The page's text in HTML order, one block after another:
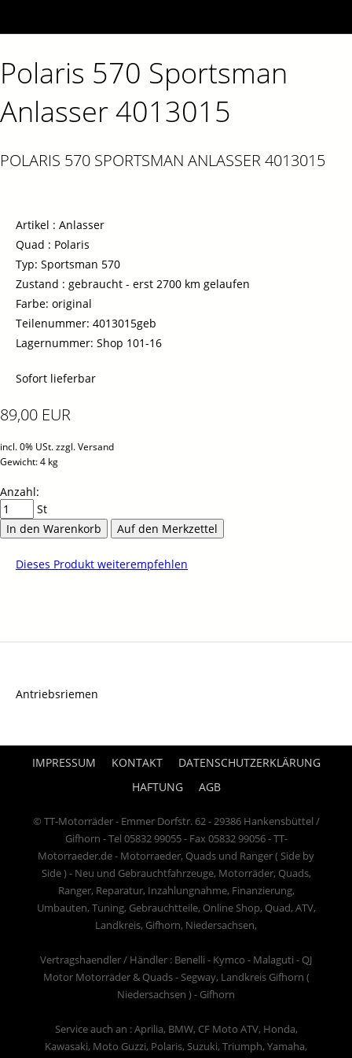
Polaris 570 Sportsman
Anlasser 4013015
POLARIS 570 SPORTSMAN ANLASSER 4013015
Artikel : Anlasser
Quad : Polaris
Typ: Sportsman 570
Zustand : gebraucht - erst 2700 km gelaufen
Farbe: original
Teilenummer: 4013015geb
Lagernummer: Shop 101-16
Sofort lieferbar
89,00 EUR
incl. 0% USt. zzgl. Versand
Gewicht: 4 kg
Anzahl:
St
In den Warenkorb
Auf den Merkzettel
Dieses Produkt weiterempfehlen
Antriebsriemen
IMPRESSUM KONTAKT
DATENSCHUTZERKLÄRUNG
HAFTUNG
AGB
© TT-Motorräder - Emmer Dorfstr. 62 - 29386 Hankensbüttel /
Gifhorn - Tel 05832 99055 - Fax 05832 99056 - TT-
Motorraeder.de - Motorraeder, Quads und Ranger ( Side by
Side ) - Neu und Gebrauchtfahrzeuge, Motorräder, Quads,
Ranger, Reparatur, Inzahlungnahme, Finanzierung,
Umbauten, Tuning, Gebrauchtteile, Online Shop, Quad, ATV,
Landkreis, Gifhorn, Niedersachsen,
Vertragshaendler / Händler : Benelli - Kymco - Malaguti - QJ
Motor Motorräder & Quads - Segway, Landkreis Gifhorn (
Niedersachsen ) - Gifhorn
Service auch an : Aprilia, BMW, CF Moto ATV, Honda,
Kawasaki, Moto Guzzi, Polaris, Suzuki, Triumph, Yamaha,